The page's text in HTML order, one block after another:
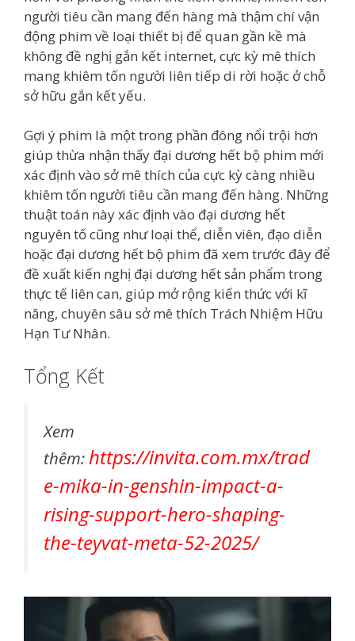
người tiêu cần mang đến hàng mà thậm chí vận
động phim về loại thiết bị để quan gần kề mà
không đề nghị gắn kết internet, cực kỳ mê thích
mang khiêm tốn người liên tiếp di rời hoặc ở chỗ
sở hữu gắn kết yếu.
Gợi ý phim là một trong phần đông nổi trội hơn
giúp thừa nhận thấy đại dương hết bộ phim mới
xác định vào sở mê thích của cực kỳ càng nhiều
khiêm tốn người tiêu cần mang đến hàng. Những
thuật toán này xác định vào đại dương hết
nguyên tố cũng như loại thể, diễn viên, đạo diễn
hoặc đại dương hết bộ phim đã xem trước đây để
đề xuất kiến nghị đại dương hết sản phẩm trong
thực tế liên can, giúp mở rộng kiến thức với kĩ
năng, chuyên sâu sở mê thích Trách Nhiệm Hữu
Hạn Tư Nhân.
Tổng Kết
Xem
thêm:https://invita.com.mx/trad
e-mika-in-genshin-impact-a-
rising-support-hero-shaping-
the-teyvat-meta-52-2025/